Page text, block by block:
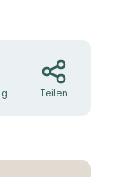
Teilen